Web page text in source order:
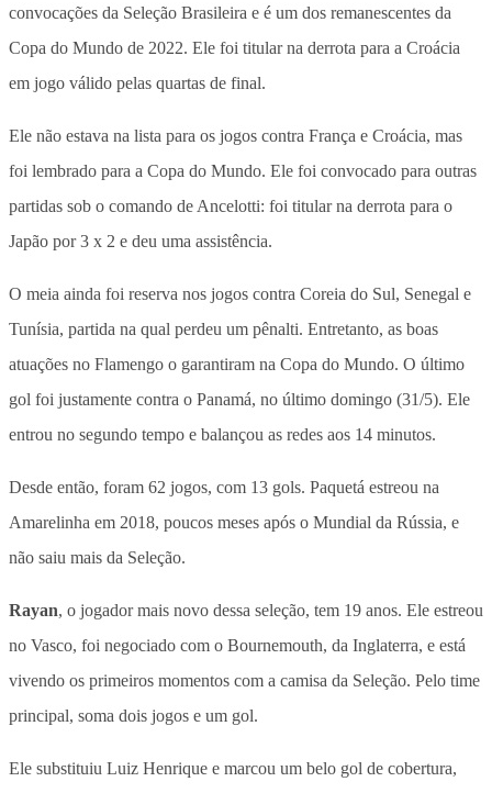
convocações da Seleção Brasileira e é um dos remanescentes da
Copa do Mundo de 2022. Ele foi titular na derrota para a Croácia
em jogo válido pelas quartas de final.
Ele não estava na lista para os jogos contra França e Croácia, mas
foi lembrado para a Copa do Mundo. Ele foi convocado para outras
partidas sob o comando de Ancelotti: foi titular na derrota para o
Japão por 3 x 2 e deu uma assistência.
O meia ainda foi reserva nos jogos contra Coreia do Sul, Senegal e
Tunísia, partida na qual perdeu um pênalti. Entretanto, as boas
atuações no Flamengo o garantiram na Copa do Mundo. O último
gol foi justamente contra o Panamá, no último domingo (31/5). Ele
entrou no segundo tempo e balançou as redes aos 14 minutos.
Desde então, foram 62 jogos, com 13 gols. Paquetá estreou na
Amarelinha em 2018, poucos meses após o Mundial da Rússia, e
não saiu mais da Seleção.
Rayan, o jogador mais novo dessa seleção, tem 19 anos. Ele estreou
no Vasco, foi negociado com o Bournemouth, da Inglaterra, e está
vivendo os primeiros momentos com a camisa da Seleção. Pelo time
principal, soma dois jogos e um gol.
Ele substituiu Luiz Henrique e marcou um belo gol de cobertura,